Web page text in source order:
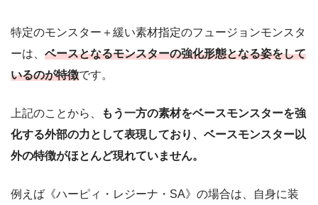
特定のモンスター＋緩い素材指定のフュージョンモンスタ
ーは、 ベースとなるモンスターの強化形態となる姿をして
いるのが特徴です。
上記のことから、
もう一方の素材をベースモンスターを強
化する外部の力として表現しており、ベースモンスター以
外の特徴がほとんど現れていません。
例えば《ハーピィ・レジーナ・SA》の場合は、自身に装